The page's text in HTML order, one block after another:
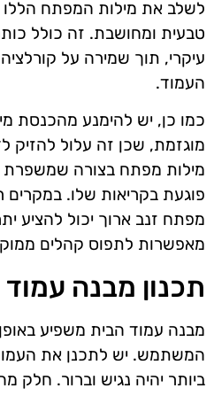
לשלב את מילות המפתח הללו
טבעית ומחושבת. זה כולל
עיקרי, תוך שמירה על
העמוד.
כמו כן, יש להימנע מהכנסת
מוגזמת, שכן זה עלול להזיק
מילות מפתח בצורה שמשפרת
פוגעת בקריאות שלו. במקרים
מפתח זנב ארוך יכול להציע
מאפשרות לתפוס קהלים
תכנון מבנה
מבנה עמוד הבית משפיע באופן
המשתמש. יש לתכנן את
ביותר יהיה נגיש וברור. חלק